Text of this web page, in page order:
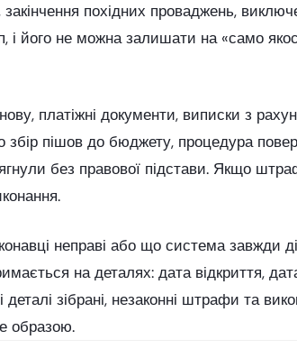
похідних проваджень,
і його не можна залишати на «само
платіжні документи, виписки з
збір пішов до бюджету, процедура
без правової підстави. Якщо
неправі або що система завжди
на деталях: дата відкриття,
зібрані, незаконні штрафи та
образою.